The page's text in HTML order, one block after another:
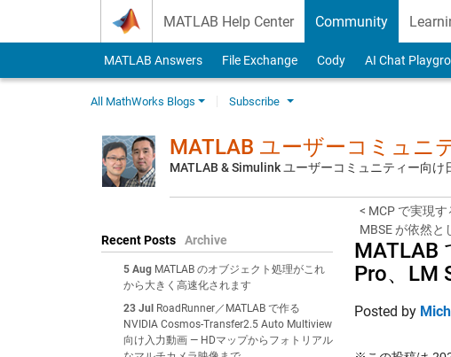
MATLAB Help Center Community
MATLAB Answers File Exchange Cody AI Chat
All MathWorks Blogs Subscribe
MATLAB ユーザーコミュニ
MATLAB & Simulink ユーザーコミュニティー向け
Recent Posts Archive
5 Aug MATLAB のオブジェクト処理がこれ
から大きく高速化されます
23 Jul
RoadRunner／MATLAB で作る
NVIDIA Cosmos-Transfer2.5 Auto Multiview
向け入力動画 — HDマップからフォトリアル
< MCP で実現
MBSE が依然
MATLAB
Pro、LM
Posted by